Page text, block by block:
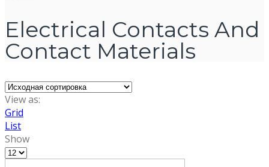
Electrical Contacts And
Contact Materials
View as:
Grid
List
Show